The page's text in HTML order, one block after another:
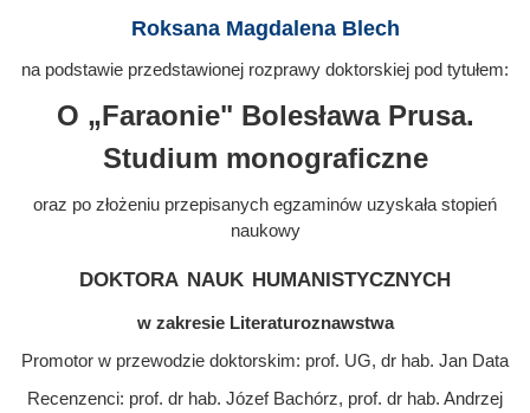
Roksana Magdalena Blech
na podstawie przedstawionej rozprawy doktorskiej pod tytułem:
O „Faraonie" Bolesława Prusa.
Studium monograficzne
oraz po złożeniu przepisanych egzaminów uzyskała stopień
naukowy
doktora nauk humanistycznych
w zakresie Literaturoznawstwa
Promotor w przewodzie doktorskim: prof. UG, dr hab. Jan Data
Recenzenci: prof. dr hab. Józef Bachórz, prof. dr hab. Andrzej